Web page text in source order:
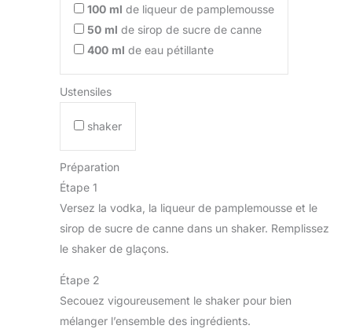
100 ml de liqueur de pamplemousse
50 ml de sirop de sucre de canne
400 ml de eau pétillante
Ustensiles
shaker
Préparation
Étape 1
Versez la vodka, la liqueur de pamplemousse et le
sirop de sucre de canne dans un shaker. Remplissez
le shaker de glaçons.
Étape 2
Secouez vigoureusement le shaker pour bien
mélanger l’ensemble des ingrédients.